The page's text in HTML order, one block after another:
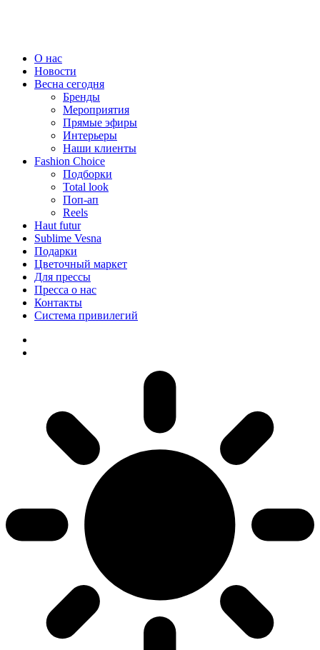
О нас
Новости
Весна сегодня
Бренды
Меро­приятия
Прямые эфиры
Интерьеры
Наши клиенты
Fashion Choice
Подборки
Total look
Поп-ап
Reels
Haut futur
Sublime Vesna
Подарки
Цветочный маркет
Для прессы
Пресса о нас
Контакты
Система привилегий